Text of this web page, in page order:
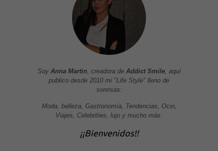
Soy Anna Martin , creadora de Addict Smile, aquí
publico desde 2010 mi "Life Style" lleno de
sonrisas:
Moda, belleza, Gastronomía, Tendencias, Ocio,
Viajes, Celebrities, lujo y mucho más.
¡¡Bienvenidos!!